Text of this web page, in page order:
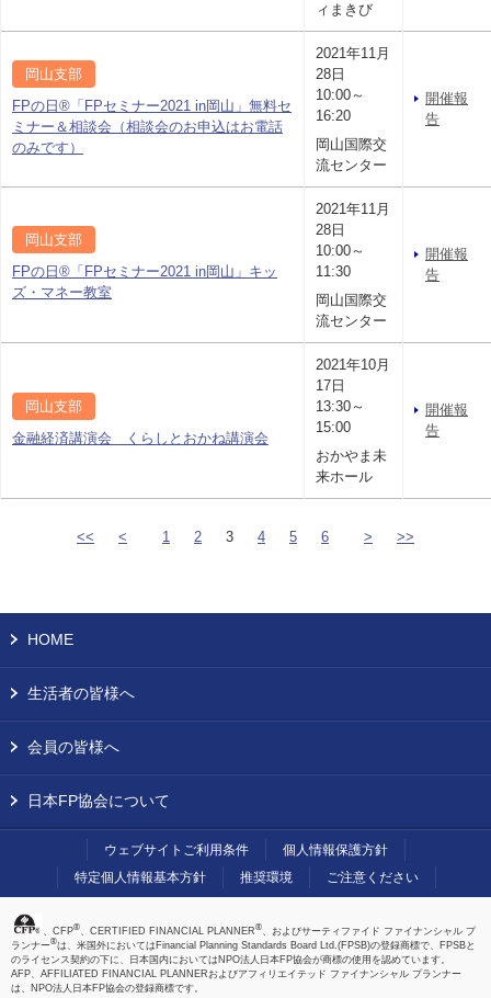
ィまきび
岡山支部
FPの日®「FPセミナー2021 in岡山」無料セ
ミナー＆相談会（相談会のお申込はお電話
のみです）
2021年11月
28日
10:00～
16:20
岡山国際交
流センター
開催報
告
岡山支部
FPの日®「FPセミナー2021 in岡山」キッ
ズ・マネー教室
2021年11月
28日
10:00～
11:30
岡山国際交
流センター
開催報
告
岡山支部
金融経済講演会 くらしとおかね講演会
2021年10月
17日
13:30～
15:00
おかやま未
来ホール
開催報
告
<< < 1 2 3 4 5 6 > >>
HOME
生活者の皆様へ
会員の皆様へ
日本FP協会について
ウェブサイトご利用条件
個人情報保護方針
特定個人情報基本方針
推奨環境 ご注意ください
、CFP®、CERTIFIED FINANCIAL PLANNER®、およびサーティファイド ファイナンシャル プ
ランナー®は、米国外においてはFinancial Planning Standards Board Ltd.(FPSB)の登録商標で、FPSBと
のライセンス契約の下に、日本国内においてはNPO法人日本FP協会が商標の使用を認めています。
AFP、AFFILIATED FINANCIAL PLANNERおよびアフィリエイテッド ファイナンシャル プランナー
は、NPO法人日本FP協会の登録商標です。